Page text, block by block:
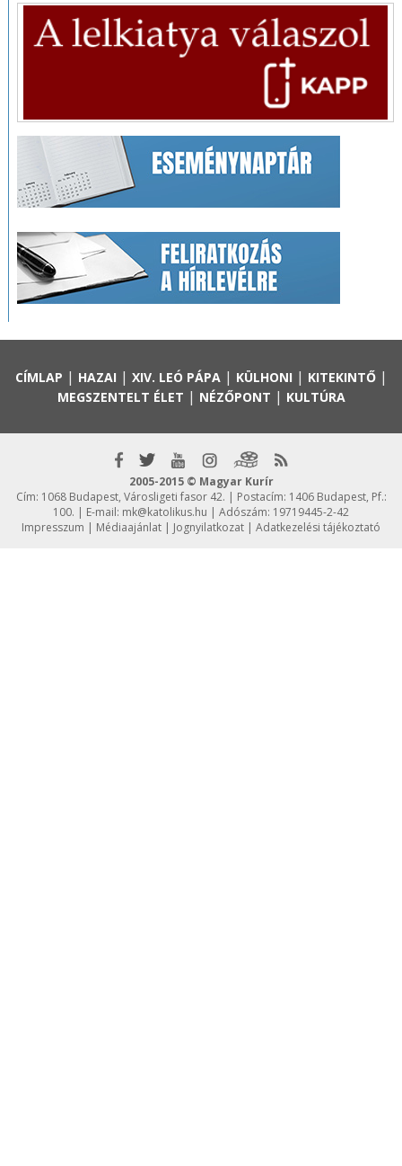
CÍMLAP | HAZAI | XIV. LEÓ PÁPA| KÜLHONI | KITEKINTŐ|
MEGSZENTELT ÉLET | NÉZŐPONT | KULTÚRA
2005-2015 © Magyar Kurír
Cím: 1068 Budapest, Városligeti fasor 42. | Postacím: 1406 Budapest, Pf.:
100. | E-mail: mk@katolikus.hu | Adószám: 19719445-2-42
Impresszum | Médiaajánlat | Jognyilatkozat | Adatkezelési tájékoztató